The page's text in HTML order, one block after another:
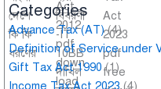
Categories
Advance Tax (AT)(4)
Definition of Service under
Gift Tax Act 1990(1)